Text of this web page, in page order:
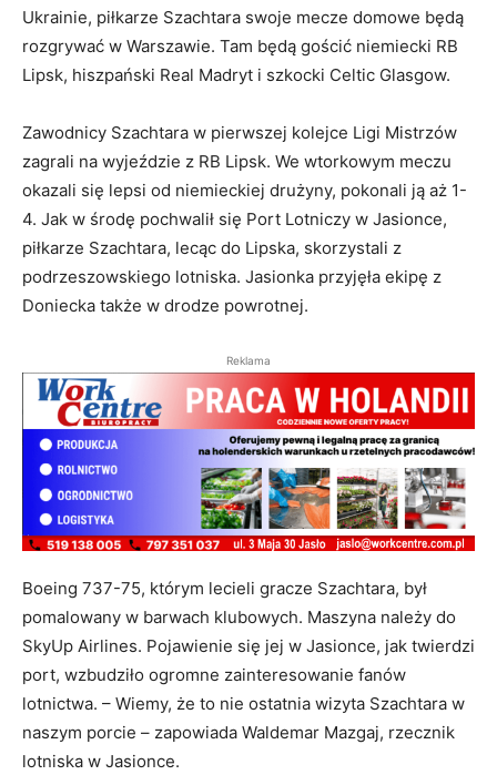
Ukrainie, piłkarze Szachtara swoje mecze domowe będą
rozgrywać w Warszawie. Tam będą gościć niemiecki RB
Lipsk, hiszpański Real Madryt i szkocki Celtic Glasgow.
Zawodnicy Szachtara w pierwszej kolejce Ligi Mistrzów
zagrali na wyjeździe z RB Lipsk. We wtorkowym meczu
okazali się lepsi od niemieckiej drużyny, pokonali ją aż 1-
4. Jak w środę pochwalił się Port Lotniczy w Jasionce,
piłkarze Szachtara, lecąc do Lipska, skorzystali z
podrzeszowskiego lotniska. Jasionka przyjęła ekipę z
Doniecka także w drodze powrotnej.
Reklama
Boeing 737-75, którym lecieli gracze Szachtara, był
pomalowany w barwach klubowych. Maszyna należy do
SkyUp Airlines. Pojawienie się jej w Jasionce, jak twierdzi
port, wzbudziło ogromne zainteresowanie fanów
lotnictwa. – Wiemy, że to nie ostatnia wizyta Szachtara w
naszym porcie – zapowiada Waldemar Mazgaj, rzecznik
lotniska w Jasionce.